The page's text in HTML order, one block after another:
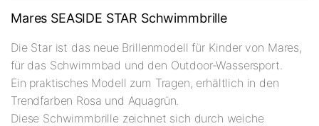
Mares SEASIDE STAR Schwimmbrille
Die Star ist das neue Brillenmodell für Kinder von Mares,
für das Schwimmbad und den Outdoor-Wassersport.
Ein praktisches Modell zum Tragen, erhältlich in den
Trendfarben Rosa und Aquagrün.
Diese Schwimmbrille zeichnet sich durch weiche